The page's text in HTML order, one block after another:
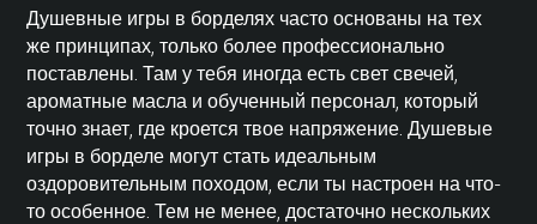
Душевные игры в борделях часто основаны на тех
же принципах, только более профессионально
поставлены. Там у тебя иногда есть свет свечей,
ароматные масла и обученный персонал, который
точно знает, где кроется твое напряжение. Душевые
игры в борделе могут стать идеальным
оздоровительным походом, если ты настроен на что-
то особенное. Тем не менее, достаточно нескольких